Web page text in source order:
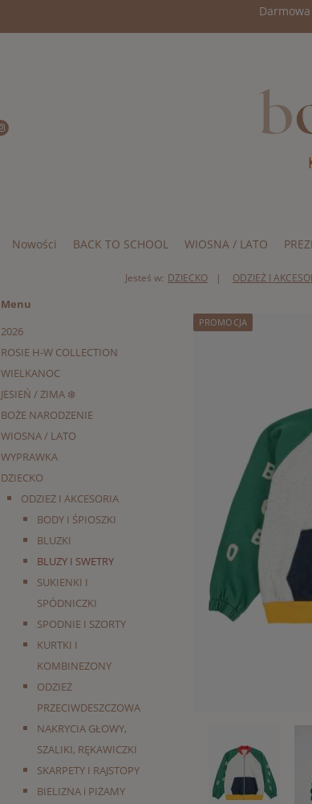
Nowości BACK TO SCHOOL WIOSNA / LATO
Jesteś w: DZIECKO ODZIEŻ I
Menu
2026
ROSIE H-W COLLECTION
WIELKANOC
JESIEŃ / ZIMA ❄️
BOŻE NARODZENIE
WIOSNA / LATO
WYPRAWKA
DZIECKO
ODZIEŻ I AKCESORIA
BODY I ŚPIOSZKI
BLUZKI
BLUZY I SWETRY
SUKIENKI I
SPÓDNICZKI
SPODNIE I SZORTY
KURTKI I
KOMBINEZONY
ODZIEŻ
PRZECIWDESZCZOWA
NAKRYCIA GŁOWY,
SZALIKI, RĘKAWICZKI
SKARPETY I RAJSTOPY
BIELIZNA i PIŻAMY
PROMOCJA